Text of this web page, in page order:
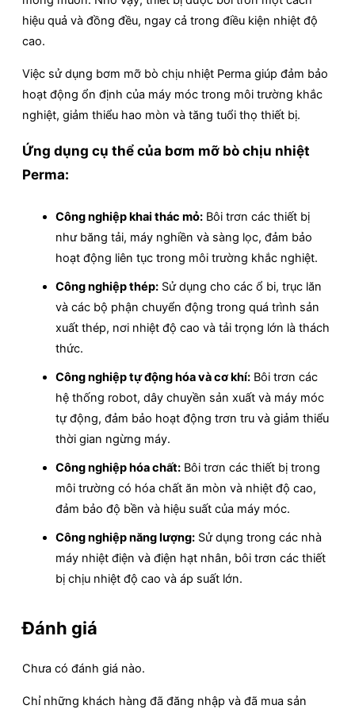
hiệu quả và đồng đều, ngay cả trong điều kiện nhiệt độ
cao.
Việc sử dụng bơm mỡ bò chịu nhiệt Perma giúp đảm bảo
hoạt động ổn định của máy móc trong môi trường khắc
nghiệt, giảm thiểu hao mòn và tăng tuổi thọ thiết bị.
Ứng dụng cụ thể của bơm mỡ bò chịu nhiệt
Perma:
Công nghiệp khai thác mỏ: Bôi trơn các thiết bị
như băng tải, máy nghiền và sàng lọc, đảm bảo
hoạt động liên tục trong môi trường khắc nghiệt.
Công nghiệp thép: Sử dụng cho các ổ bi, trục lăn
và các bộ phận chuyển động trong quá trình sản
xuất thép, nơi nhiệt độ cao và tải trọng lớn là thách
thức.
Công nghiệp tự động hóa và cơ khí: Bôi trơn các
hệ thống robot, dây chuyền sản xuất và máy móc
tự động, đảm bảo hoạt động trơn tru và giảm thiểu
thời gian ngừng máy.
Công nghiệp hóa chất: Bôi trơn các thiết bị trong
môi trường có hóa chất ăn mòn và nhiệt độ cao,
đảm bảo độ bền và hiệu suất của máy móc.
Công nghiệp năng lượng: Sử dụng trong các nhà
máy nhiệt điện và điện hạt nhân, bôi trơn các thiết
bị chịu nhiệt độ cao và áp suất lớn.
Đánh giá
Chưa có đánh giá nào.
Chỉ những khách hàng đã đăng nhập và đã mua sản